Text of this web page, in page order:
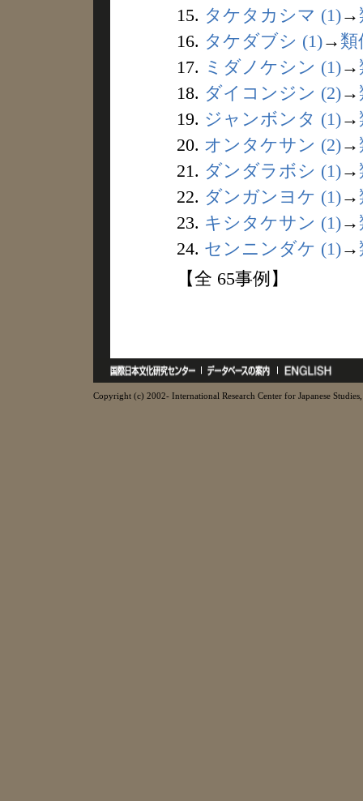
15. タケタカシマ (1)→
16. タケダブシ (1)→ 類
17. ミダノケシン (1)→
18. ダイコンジン (2)→
19. ジャンボンタ (1)→
20. オンタケサン (2)→
21. ダンダラボシ (1)→
22. ダンガンヨケ (1)→
23. キシタケサン (1)→
24. センニンダケ (1)→
【全 65事例】
Copyright (c) 2002- International Research Center for Japanese